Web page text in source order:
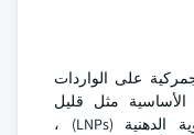
على الواردات
مثل قليل
النوكليوتيدات ، والجسيمات النانوية الدهنية (LNPs) ،